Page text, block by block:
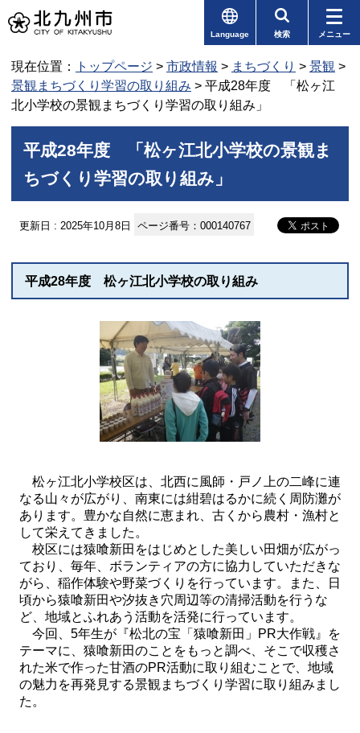
Language 検索 メニュー
現在位置： トップページ > 市政情報 > まちづくり > 景観 >
景観まちづくり学習の取り組み > 平成28年度 「松ヶ江
北小学校の景観まちづくり学習の取り組み」
平成28年度 「松ヶ江北小学校の景観ま
ちづくり学習の取り組み」
更新日 : 2025年10月8日 ページ番号：000140767
平成28年度 松ヶ江北小学校の取り組み
松ヶ江北小学校区は、北西に風師・戸ノ上の二峰に連
なる山々が広がり、南東には紺碧はるかに続く周防灘が
あります。豊かな自然に恵まれ、古くから農村・漁村と
して栄えてきました。
校区には猿喰新田をはじめとした美しい田畑が広がっ
ており、毎年、ボランティアの方に協力していただきな
がら、稲作体験や野菜づくりを行っています。また、日
頃から猿喰新田や汐抜き穴周辺等の清掃活動を行うな
ど、地域とふれあう活動を活発に行っています。
今回、5年生が『松北の宝「猿喰新田」PR大作戦』を
テーマに、猿喰新田のことをもっと調べ、そこで収穫さ
れた米で作った甘酒のPR活動に取り組むことで、地域
の魅力を再発見する景観まちづくり学習に取り組みまし
た。